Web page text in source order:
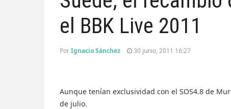
el BBK Live 2011
PorIgnacio Sánchez 30 junio, 2011 16:27
Aunque tenían exclusividad con el SOS4.8 de
de julio.